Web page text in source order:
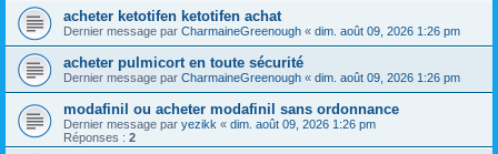
acheter ketotifen ketotifen achat
Dernier message par CharmaineGreenough « dim. août 09, 2026 1:26 pm
acheter pulmicort en toute sécurité
Dernier message par CharmaineGreenough « dim. août 09, 2026 1:26 pm
modafinil ou acheter modafinil sans ordonnance
Dernier message par yezikk « dim. août 09, 2026 1:26 pm
Réponses : 2